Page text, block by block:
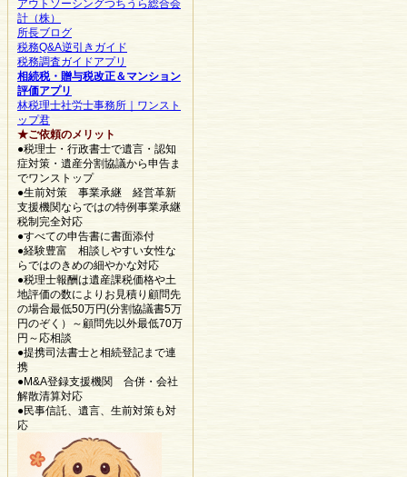
アウトソーシングつちうら総合会
計（株）
所長ブログ
税務Q&A逆引きガイド
税務調査ガイドアプリ
相続税・贈与税改正＆マンション
評価アプリ
林税理士社労士事務所｜ワンスト
ップ君
★ご依頼のメリット
●税理士・行政書士で遺言・認知
症対策・遺産分割協議から申告ま
でワンストップ
●生前対策 事業承継 経営革新
支援機関ならではの特例事業承継
税制完全対応
●すべての申告書に書面添付
●経験豊富 相談しやすい女性な
らではのきめの細やかな対応
●税理士報酬は遺産課税価格や土
地評価の数によりお見積り顧問先
の場合最低50万円(分割協議書5万
円のぞく）～顧問先以外最低70万
円～応相談
●提携司法書士と相続登記まで連
携
●M&A登録支援機関 合併・会社
解散清算対応
●民事信託、遺言、生前対策も対
応